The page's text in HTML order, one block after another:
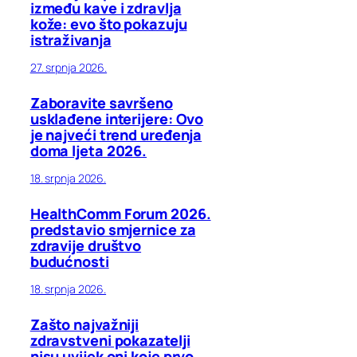
između kave i zdravlja
kože: evo što pokazuju
istraživanja
27. srpnja 2026.
Zaboravite savršeno
usklađene interijere: Ovo
je najveći trend uređenja
doma ljeta 2026.
18. srpnja 2026.
HealthComm Forum 2026.
predstavio smjernice za
zdravije društvo
budućnosti
18. srpnja 2026.
Zašto najvažniji
zdravstveni pokazatelji